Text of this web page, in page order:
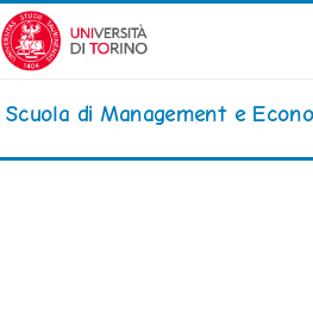
Vai al contenuto principale
Scuola di Management e